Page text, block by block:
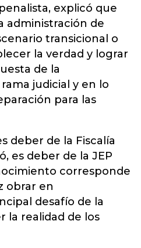
explicó que
administración de
transicional o
la verdad y lograr
de la
judicial y en lo
para las
deber de la Fiscalía
es deber de la JEP
corresponde
obrar en
desafío de la
la realidad de los